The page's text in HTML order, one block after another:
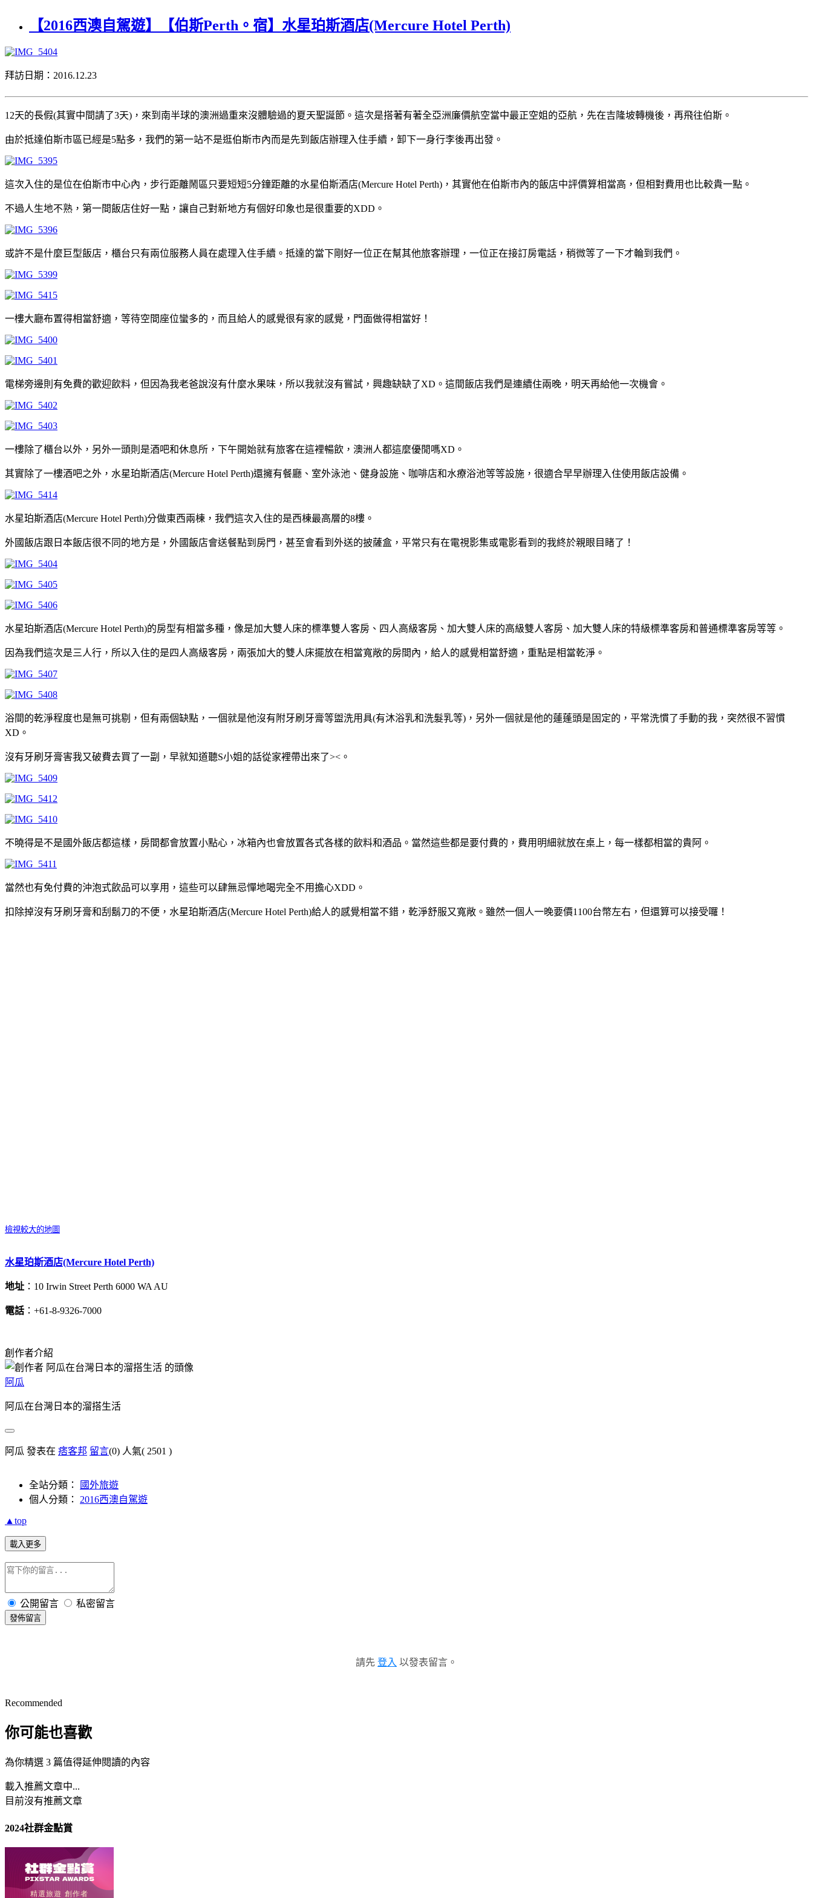
【2016西澳自駕遊】【伯斯Perth。宿】水星珀斯酒店(Mercure Hotel Perth)
拜訪日期：2016.12.23
12天的長假(其實中間請了3天)，來到南半球的澳洲過重來沒體驗過的夏天聖誕節。這次是搭著有著全亞洲廉價航空當中最正空姐的亞航，先在吉隆坡轉機後，再飛往伯斯。
由於抵達伯斯市區已經是5點多，我們的第一站不是逛伯斯市內而是先到飯店辦理入住手續，卸下一身行李後再出發。
這次入住的是位在伯斯市中心內，步行距離鬧區只要短短5分鐘距離的水星伯斯酒店(Mercure Hotel Perth)，其實他在伯斯市內的飯店中評價算相當高，但相對費用也比較貴一點。
不過人生地不熟，第一間飯店住好一點，讓自己對新地方有個好印象也是很重要的XDD。
或許不是什麼巨型飯店，櫃台只有兩位服務人員在處理入住手續。抵達的當下剛好一位正在幫其他旅客辦理，一位正在接訂房電話，稍微等了一下才輪到我們。
一樓大廳布置得相當舒適，等待空間座位蠻多的，而且給人的感覺很有家的感覺，門面做得相當好！
電梯旁邊則有免費的歡迎飲料，但因為我老爸說沒有什麼水果味，所以我就沒有嘗試，興趣缺缺了XD。這間飯店我們是連續住兩晚，明天再給他一次機會。
一樓除了櫃台以外，另外一頭則是酒吧和休息所，下午開始就有旅客在這裡暢飲，澳洲人都這麼優閒嗎XD。
其實除了一樓酒吧之外，水星珀斯酒店(Mercure Hotel Perth)還擁有餐廳、室外泳池、健身設施、咖啡店和水療浴池等等設施，很適合早早辦理入住使用飯店設備。
水星珀斯酒店(Mercure Hotel Perth)分做東西兩棟，我們這次入住的是西棟最高層的8樓。
外國飯店跟日本飯店很不同的地方是，外國飯店會送餐點到房門，甚至會看到外送的披薩盒，平常只有在電視影集或電影看到的我終於親眼目睹了！
水星珀斯酒店(Mercure Hotel Perth)的房型有相當多種，像是加大雙人床的標準雙人客房、四人高級客房、加大雙人床的高級雙人客房、加大雙人床的特級標準客房和普通標準客房等等。
因為我們這次是三人行，所以入住的是四人高級客房，兩張加大的雙人床擺放在相當寬敞的房間內，給人的感覺相當舒適，重點是相當乾淨。
浴間的乾淨程度也是無可挑剔，但有兩個缺點，一個就是他沒有附牙刷牙膏等盥洗用具(有沐浴乳和洗髮乳等)，另外一個就是他的蓮蓬頭是固定的，平常洗慣了手動的我，突然很不習慣
XD。
沒有牙刷牙膏害我又破費去買了一副，早就知道聽S小姐的話從家裡帶出來了><。
不曉得是不是國外飯店都這樣，房間都會放置小點心，冰箱內也會放置各式各樣的飲料和酒品。當然這些都是要付費的，費用明細就放在桌上，每一樣都相當的貴阿。
當然也有免付費的沖泡式飲品可以享用，這些可以肆無忌憚地喝完全不用擔心XDD。
扣除掉沒有牙刷牙膏和刮鬍刀的不便，水星珀斯酒店(Mercure Hotel Perth)給人的感覺相當不錯，乾淨舒服又寬敞。雖然一個人一晚要價1100台幣左右，但還算可以接受囉！
檢視較大的地圖
水星珀斯酒店(Mercure Hotel Perth)
地址 ：10 Irwin Street Perth 6000 WA AU
電話 ：+61-8-9326-7000
創作者介紹
阿瓜
阿瓜在台灣日本的溜搭生活
阿瓜 發表在 痞客邦 留言(0) 人氣( 2501 )
全站分類：
國外旅遊
個人分類： 2016西澳自駕遊
▲top
載入更多
公開留言 私密留言
發佈留言
請先 登入 以發表留言。
Recommended
你可能也喜歡
為你精選 3 篇值得延伸閱讀的內容
載入推薦文章中...
目前沒有推薦文章
2024社群金點賞